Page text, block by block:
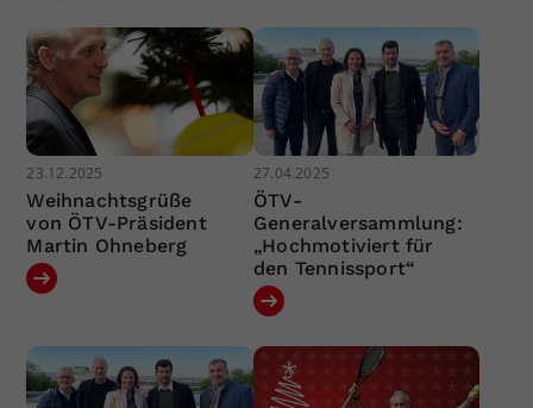
23.12.2025
Weihnachtsgrüße
von ÖTV-Präsident
Martin Ohneberg
27.04.2025
ÖTV-
Generalversammlung:
„Hochmotiviert für
den Tennissport“